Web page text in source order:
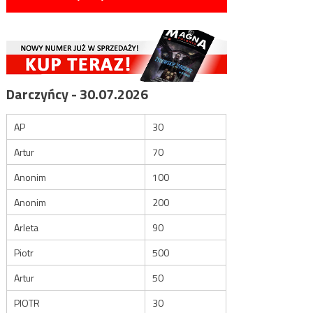
Darczyńcy - 30.07.2026
AP
30
Artur
70
Anonim
100
Anonim
200
Arleta
90
Piotr
500
Artur
50
PIOTR
30